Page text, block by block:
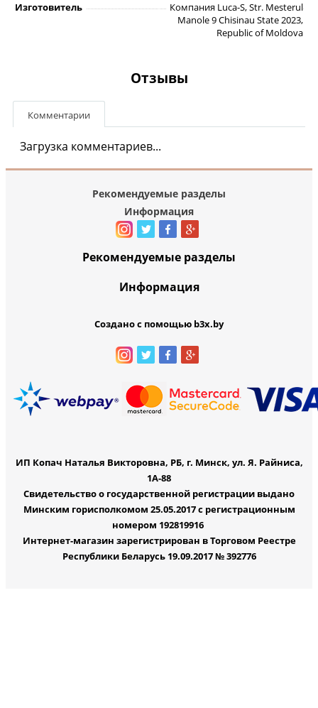
Изготовитель
Компания Luca-S, Str. Mesterul
Manole 9 Chisinau State 2023,
Republic of Moldova
Отзывы
Комментарии
Загрузка комментариев...
Рекомендуемые разделы
Информация
Рекомендуемые разделы
Информация
Создано с помощью b3x.by
ИП Копач Наталья Викторовна, РБ, г. Минск, ул. Я. Райниса,
1А-88
Свидетельство о государственной регистрации выдано
Минским горисполкомом 25.05.2017 с регистрационным
номером 192819916
Интернет-магазин зарегистрирован в Торговом Реестре
Республики Беларусь 19.09.2017 № 392776